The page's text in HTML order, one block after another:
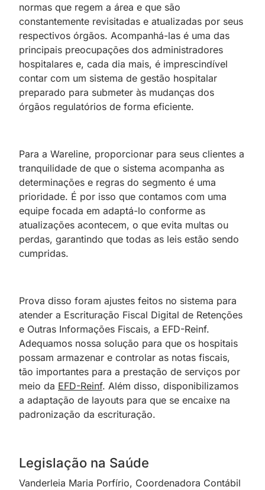
normas que regem a área e que são
constantemente revisitadas e atualizadas por seus
respectivos órgãos. Acompanhá-las é uma das
principais preocupações dos administradores
hospitalares e, cada dia mais, é imprescindível
contar com um sistema de gestão hospitalar
preparado para submeter às mudanças dos
órgãos regulatórios de forma eficiente.
Para a Wareline, proporcionar para seus clientes a
tranquilidade de que o sistema acompanha as
determinações e regras do segmento é uma
prioridade. É por isso que contamos com uma
equipe focada em adaptá-lo conforme as
atualizações acontecem, o que evita multas ou
perdas, garantindo que todas as leis estão sendo
cumpridas.
Prova disso foram ajustes feitos no sistema para
atender a Escrituração Fiscal Digital de Retenções
e Outras Informações Fiscais, a EFD-Reinf.
Adequamos nossa solução para que os hospitais
possam armazenar e controlar as notas fiscais,
tão importantes para a prestação de serviços por
meio da EFD-Reinf. Além disso, disponibilizamos
a adaptação de layouts para que se encaixe na
padronização da escrituração.
Legislação na Saúde
Vanderleia Maria Porfírio, Coordenadora Contábil